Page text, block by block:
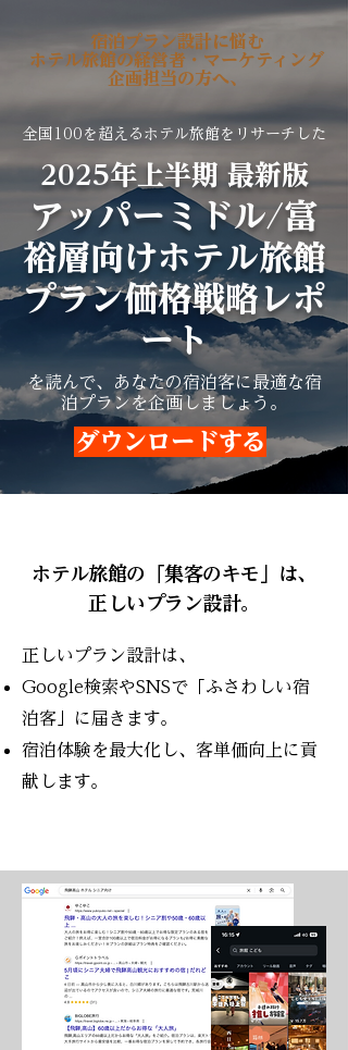
宿泊プラン設計に悩む
ホテル旅館の経営者・マーケティング
企画担当の方へ、
全国100を超えるホテル旅館をリサーチした
2025年上半期 最新版
アッパーミドル/富
裕層向けホテル旅館
プラン価格戦略レポ
ート
を読んで、あなたの宿泊客に最適な宿
泊プランを企画しましょう。
ダウンロードする
​ホテル旅館の「集客のキモ」は、
​正しいプラン設計。
正しいプラン設計は、
Google検索やSNSで「ふさわしい宿
泊客」に届きます。
​宿泊体験を最大化し、客単価向上に貢
献します。